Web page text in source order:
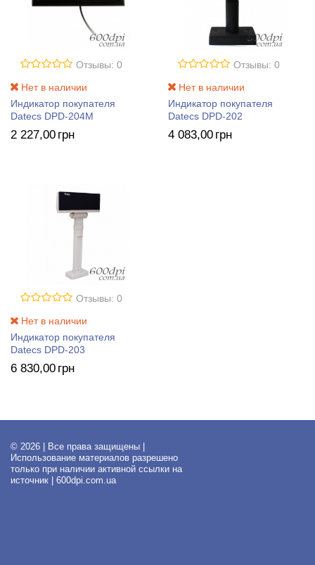
Отзывы: 0
Нет в наличии
Индикатор покупателя
Datecs DPD-204М
2 227,00 грн
Отзывы: 0
Нет в наличии
Индикатор покупателя
Datecs DPD-202
4 083,00 грн
Отзывы: 0
Нет в наличии
Индикатор покупателя
Datecs DPD-203
6 830,00 грн
© 2026 | Все права защищены |
Использование материалов разрешено
только при наличии активной ссылки на
источник | 600dpi.com.ua